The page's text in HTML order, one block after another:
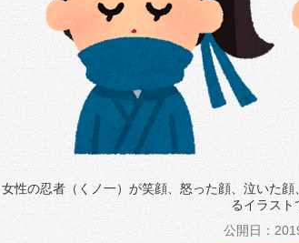
女性の忍者（くノ一）が笑顔、怒った顔、泣いた
るイラスト
公開日：